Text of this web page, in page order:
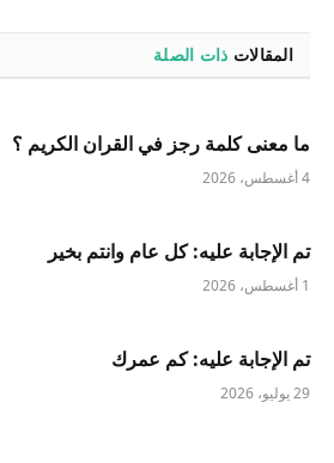
المقالات ذات الصلة
ما معنى كلمة رجز في القران الكريم ؟
4 أغسطس، 2026
تم الإجابة عليه: كل عام وانتم بخير
1 أغسطس، 2026
تم الإجابة عليه: كم عمرك
29 يوليو، 2026